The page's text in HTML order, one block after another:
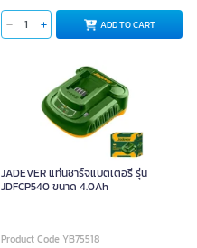
ADD TO CART
JADEVER แท่นชาร์จแบตเตอรี่ รุ่น
JDFCP540 ขนาด 4.0Ah
Product Code YB75518